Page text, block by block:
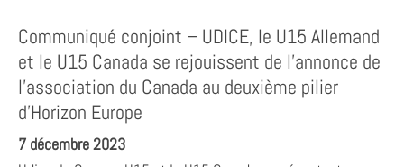
Communiqué conjoint – UDICE, le U15 Allemand
et le U15 Canada se rejouissent de l’annonce de
l’association du Canada au deuxième pilier
d’Horizon Europe
7 décembre 2023